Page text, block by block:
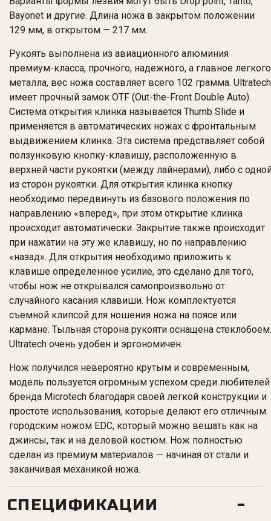
Bayonet и другие. Длина ножа в закрытом положении
129 мм, в открытом — 217 мм.
Рукоять выполнена из авиационного алюминия
премиум-класса, прочного, надежного, а главное легкого
металла, вес ножа составляет всего 102 грамма. Ultratech
имеет прочный замок OTF (Out-the-Front Double Auto).
Система открытия клинка называется Thumb Slide и
применяется в автоматических ножах с фронтальным
выдвижением клинка. Эта система представляет собой
ползунковую кнопку-клавишу, расположенную в
верхней части рукоятки (между лайнерами), либо с
из сторон рукоятки. Для открытия клинка кнопку
необходимо передвинуть из базового положения по
направлению «вперед», при этом открытие клинка
происходит автоматически. Закрытие также происходит
при нажатии на эту же клавишу, но по направлению
«назад». Для открытия необходимо приложить к
клавише определенное усилие, это сделано для того,
чтобы нож не открывался самопроизвольно от
случайного касания клавиши. Нож комплектуется
съемной клипсой для ношения ножа на поясе или
кармане. Тыльная сторона рукояти оснащена стеклобоем.
Ultratech очень удобен и эргономичен.
Нож получился невероятно крутым и современным,
модель пользуется огромным успехом среди любителей
бренда Microtech благодаря своей легкой конструкции и
простоте использования, которые делают его отличным
городским ножом EDC, который можно вешать как на
джинсы, так и на деловой костюм. Нож полностью
сделан из премиум материалов — начиная от стали и
заканчивая механикой ножа.
СПЕЦИФИКАЦИИ